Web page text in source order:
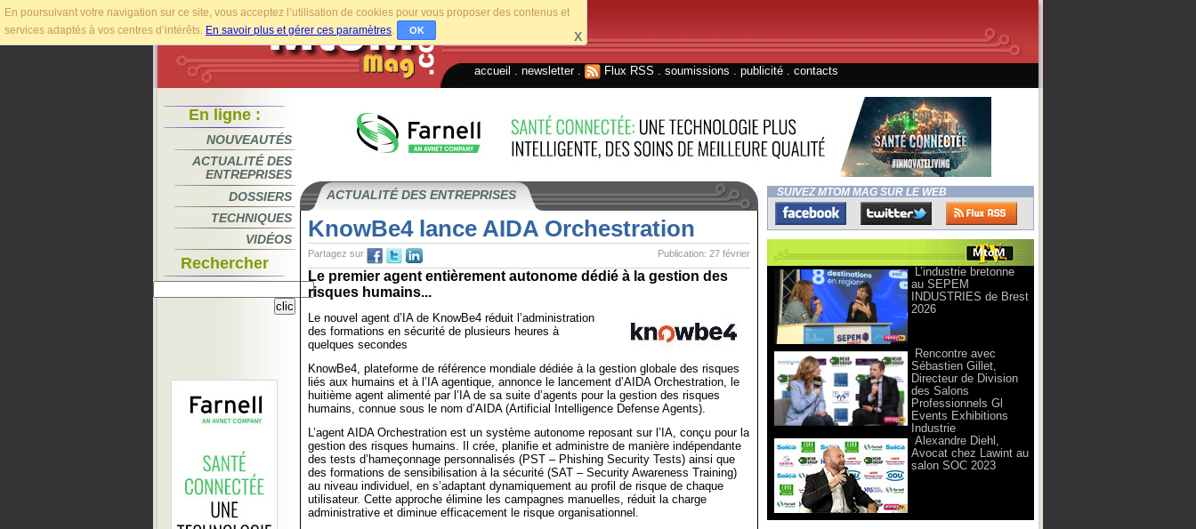
En poursuivant votre navigation sur ce site, vous acceptez l’utilisation de cookies pour vous proposer des contenus et
services adaptés à vos centres d’intérêts. En savoir plus et gérer ces paramètres. OK X
accueil newsletter. Flux RSS soumissions publicité contacts
En ligne :
NOUVEAUTÉS
ACTUALITÉ DES
ENTREPRISES
DOSSIERS
TECHNIQUES
VIDÉOS
Rechercher
ACTUALITÉ DES ENTREPRISES
KnowBe4 lance AIDA Orchestration
Publication: 27 février
Partagez sur
Le premier agent entièrement autonome dédié à la gestion des
risques humains...
Le nouvel agent d’IA de KnowBe4 réduit l’administration
des formations en sécurité de plusieurs heures à
quelques secondes
KnowBe4, plateforme de référence mondiale dédiée à la gestion globale des risques
liés aux humains et à l’IA agentique, annonce le lancement d’AIDA Orchestration, le
huitième agent alimenté par l’IA de sa suite d’agents pour la gestion des risques
humains, connue sous le nom d’AIDA (Artificial Intelligence Defense Agents).
L’agent AIDA Orchestration est un système autonome reposant sur l’IA, conçu pour la
gestion des risques humains. Il crée, planifie et administre de manière indépendante
des tests d’hameçonnage personnalisés (PST – Phishing Security Tests) ainsi que
des formations de sensibilisation à la sécurité (SAT – Security Awareness Training)
au niveau individuel, en s’adaptant dynamiquement au profil de risque de chaque
utilisateur. Cette approche élimine les campagnes manuelles, réduit la charge
administrative et diminue efficacement le risque organisationnel.
SUIVEZ MTOM MAG SUR LE WEB
L’industrie bretonne
au SEPEM
INDUSTRIES de Brest
2026
Rencontre avec
Sébastien Gillet,
Directeur de Division
des Salons
Professionnels Gl
Events Exhibitions
Industrie
Alexandre Diehl,
Avocat chez Lawint au
salon SOC 2023